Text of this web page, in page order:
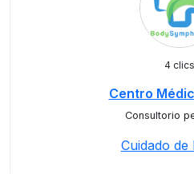
4 clics
Centro
Consultorio
Cuidado de